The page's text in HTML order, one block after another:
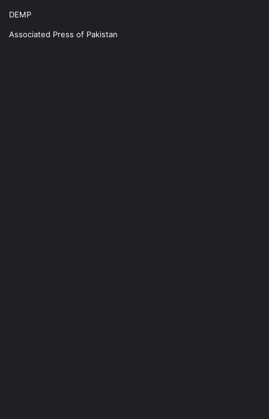
DEMP
Associated Press of Pakistan